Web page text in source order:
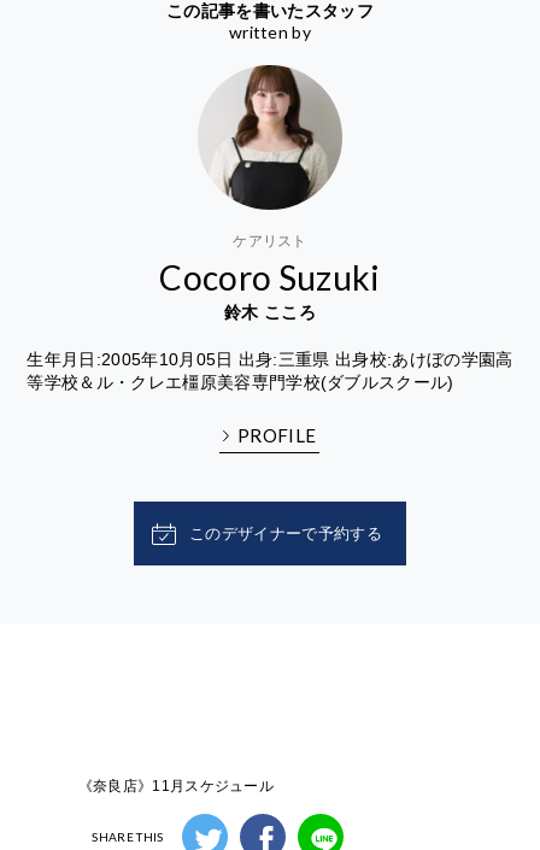
この記事を書いたスタッフ
written by
ケアリスト
Cocoro Suzuki
鈴木 こころ
生年月日:2005年10月05日 出身:三重県 出身校:あけぼの学園高
等学校＆ル・クレエ橿原美容専門学校(ダブルスクール)
PROFILE
このデザイナーで予約する
《奈良店》11月スケジュール
SHARE THIS